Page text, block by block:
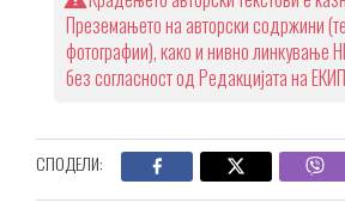
Преземањето на авторски содржини
фотографии), како и нивно линкување
без согласност од Редакцијата на
СПОДЕЛИ: